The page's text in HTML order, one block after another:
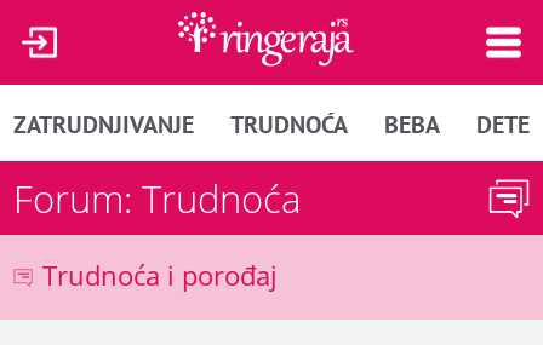
ZATRUDNJIVANJE TRUDNOĆA BEBA DETE
Forum: Trudnoća
Trudnoća i porođaj